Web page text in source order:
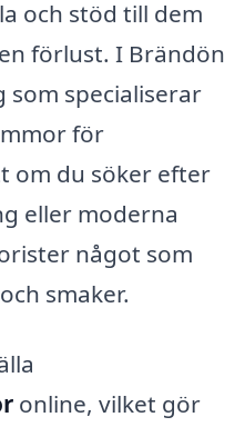
och stöd till dem
förlust. I Brändön
specialiserar
för
om du söker efter
eller moderna
något som
smaker.
online, vilket gör